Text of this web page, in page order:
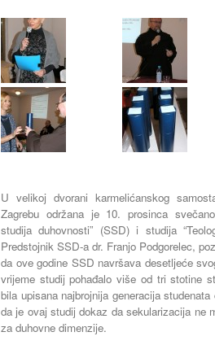
U velikoj dvorani karmelićanskog
Zagrebu održana je 10. prosinca
studija duhovnosti” (SSD) i studija
Predstojnik SSD-a dr. Franjo Podgorelec,
da ove godine SSD navršava desetljeće
vrijeme studij pohađalo više od tri stotine
bila upisana najbrojnija generacija
da je ovaj studij dokaz da sekularizacija ne
za duhovne dimenzije.